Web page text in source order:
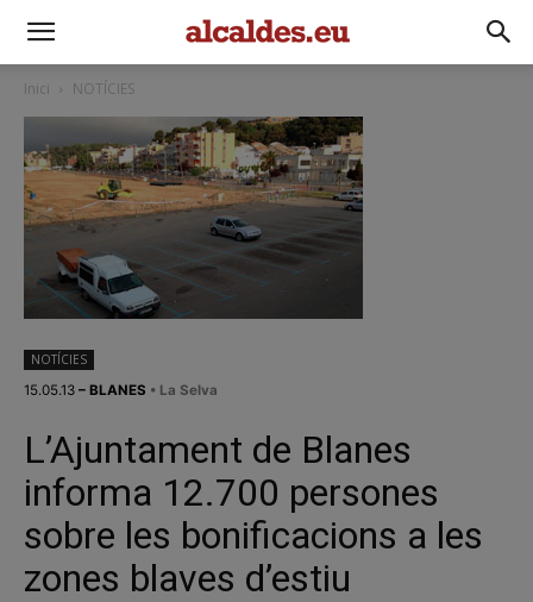
Inici NOTÍCIES
NOTÍCIES
15.05.13 – BLANES • La Selva
L’Ajuntament de Blanes
informa 12.700 persones
sobre les bonificacions a les
zones blaves d’estiu